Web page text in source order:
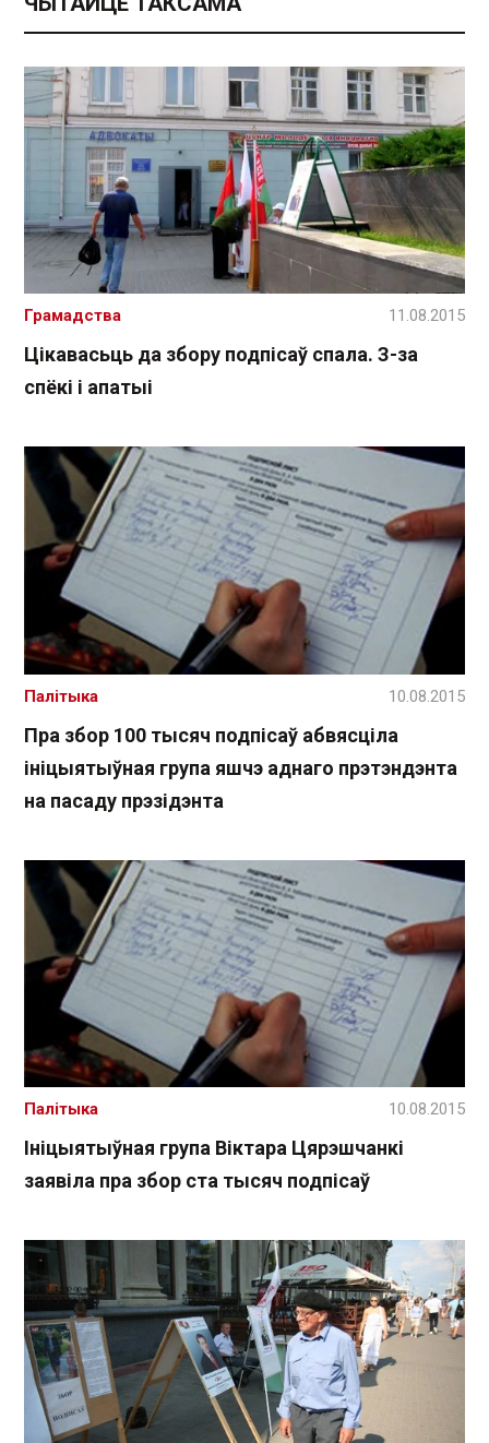
Цікавасьць да збору подпісаў спала. З-за
спёкі і апатыі
Грамадства 11.08.2015
Пра збор 100 тысяч подпісаў абвясціла
ініцыятыўная група яшчэ аднаго прэтэндэнта
на пасаду прэзідэнта
Палітыка 10.08.2015
Ініцыятыўная група Віктара Цярэшчанкі
заявіла пра збор ста тысяч подпісаў
Палітыка 10.08.2015